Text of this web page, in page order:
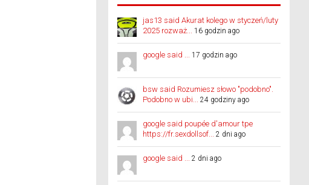
jas13 said Akurat kolego w styczeń/luty
2025 rozważ... 16 godzin ago
google said ... 17 godzin ago
bsw said Rozumiesz słowo "podobno".
Podobno w ubi... 24 godziny ago
google said poupée d'amour tpe
https://fr.sexdollsof... 2 dni ago
google said ... 2 dni ago